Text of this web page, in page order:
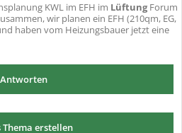
KWL im EFH im Lüftung Forum
wir planen ein EFH (210qm, EG,
haben vom Heizungsbauer jetzt eine
Antworten
Thema erstellen